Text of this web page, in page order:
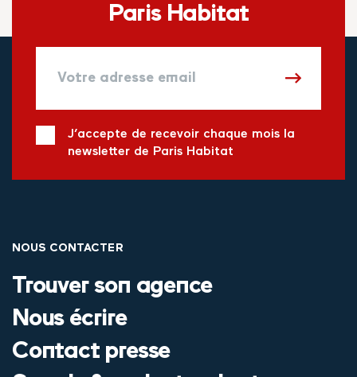
Paris Habitat
J’accepte de recevoir chaque mois la
newsletter de Paris Habitat
NOUS CONTACTER
Trouver son agence
Nous écrire
Contact presse